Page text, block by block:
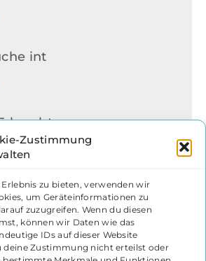
Zustimmung
zu bieten, verwenden wir
um Geräteinformationen zu
zuzugreifen. Wenn du diesen
können wir Daten wie das
IDs auf dieser Website
deine Zustimmung nicht erteilst oder
int
/ Romance